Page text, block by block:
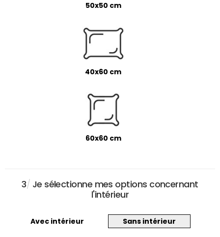
50x50 cm
40x60 cm
60x60 cm
3/ Je sélectionne mes options concernant
l'intérieur
Avec intérieur Sans intérieur